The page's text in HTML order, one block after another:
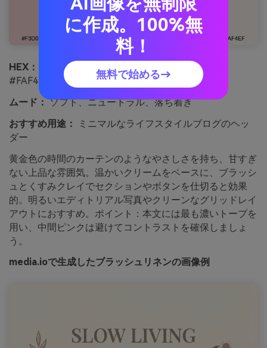
HEX：
#F3D0D2 #E3B0B2 #C7A0A4 #A88B8C
#FAF4EF
ムード：ソフト、ニュートラル、落ち着き
おすすめ用途：
ミニマルなライフスタイルブログのヘッ
ダー
黄金色の時間のカーテンのようなやさしさを持ち、甘すぎ
ない上品な雰囲気。温かいクリームをベースに、ブラッシ
ュとくすみクレイでセクションやボタンを仕切ると効果
的。明るいエディトリアル写真やクリーンなグリッドレイ
アウトにおすすめ。ポイント：本文には最も濃いトープを
用い、中間ピンクは避けてコントラストを確保しましょ
う。
media.ioで生成したブラッシュリネンの画像例
に作成。100%無
料！
無料で始める→